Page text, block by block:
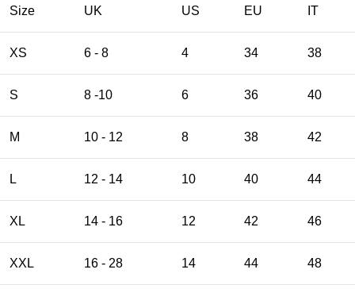
Size UK US EU ΙΤ
XS 6 - 8 4 34 38
S 8 -10 6 36 40
M 10 - 12 8 38 42
L 12 - 14 10 40 44
XL 14 - 16 12 42 46
XXL 16 - 28 14 44 48